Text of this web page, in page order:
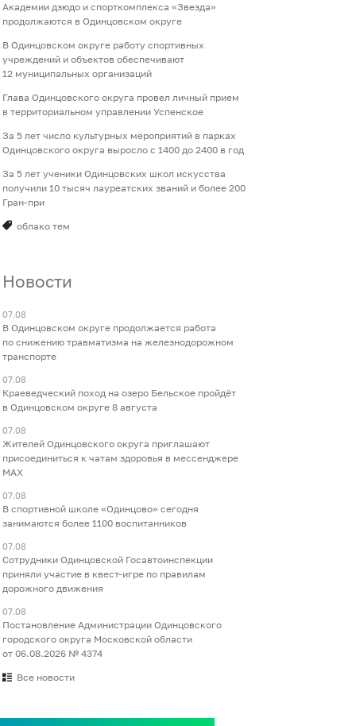
Академии дзюдо и спорткомплекса «Звезда»
продолжаются в Одинцовском округе
В Одинцовском округе работу спортивных
учреждений и объектов обеспечивают
12 муниципальных организаций
Глава Одинцовского округа провел личный прием
в территориальном управлении Успенское
За 5 лет число культурных мероприятий в парках
Одинцовского округа выросло с 1400 до 2400 в год
За 5 лет ученики Одинцовских школ искусства
получили 10 тысяч лауреатских званий и более 200
Гран-при
облако тем
Новости
07.08
В Одинцовском округе продолжается работа
по снижению травматизма на железнодорожном
транспорте
07.08
Краеведческий поход на озеро Бельское пройдёт
в Одинцовском округе 8 августа
07.08
Жителей Одинцовского округа приглашают
присоединиться к чатам здоровья в мессенджере
МАХ
07.08
В спортивной школе «Одинцово» сегодня
занимаются более 1100 воспитанников
07.08
Сотрудники Одинцовской Госавтоинспекции
приняли участие в квест-игре по правилам
дорожного движения
07.08
Постановление Администрации Одинцовского
городского округа Московской области
от 06.08.2026 № 4374
Все новости